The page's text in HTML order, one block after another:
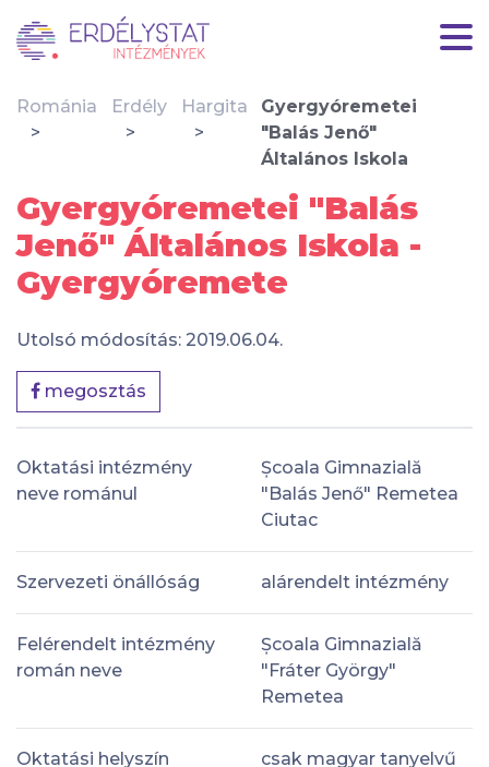
Románia Erdély Hargita
Gyergyóremetei
"Balás Jenő"
Általános Iskola
Gyergyóremetei "Balás
Jenő" Általános Iskola -
Gyergyóremete
Utolsó módosítás: 2019.06.04.
megosztás
Oktatási intézmény
neve románul
Școala Gimnazială
"Balás Jenő" Remetea
Ciutac
Szervezeti önállóság alárendelt intézmény
Felérendelt intézmény
román neve
Școala Gimnazială
"Fráter György"
Remetea
Oktatási helyszín
csak magyar tanyelvű